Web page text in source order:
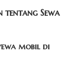
tentang Sewa
mobil di